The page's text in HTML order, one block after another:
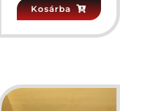
Kosárba